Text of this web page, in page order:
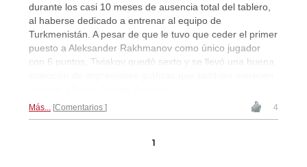
durante los casi 10 meses de ausencia total del tablero,
al haberse dedicado a entrenar al equipo de
Turkmenistán. A pesar de que le tuvo que ceder el primer
puesto a Aleksander Rakhmanov como único jugador
con 6 puntos, Tiviakov quedó sexto y se llevó una buena
Más... Comentarios 4
1